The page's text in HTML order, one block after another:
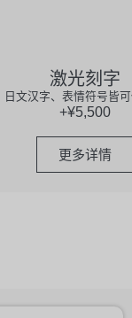
激光刻字
日文汉字、表情符号皆
+¥5,500
更多详情